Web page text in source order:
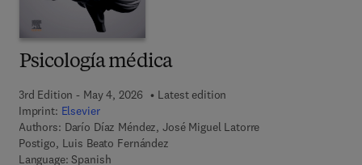
Psicología médica
3rd Edition - May 4, 2026
Latest edition
Imprint: Elsevier
Authors: Darío Díaz Méndez, José Miguel Latorre
Postigo, Luis Beato Fernández
Language: Spanish